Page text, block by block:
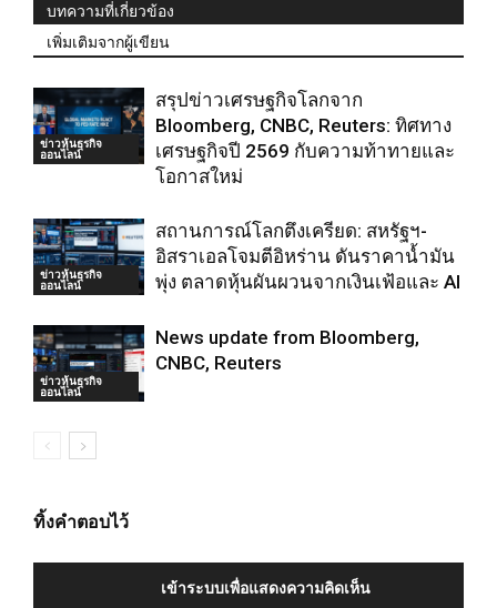
บทความที่เกี่ยวข้อง
เพิ่มเติมจากผู้เขียน
ข่าวหุ้นธุรกิจ
ออนไลน์
สรุปข่าวเศรษฐกิจโลกจาก
Bloomberg, CNBC, Reuters: ทิศทาง
เศรษฐกิจปี 2569 กับความท้าทายและ
โอกาสใหม่
ข่าวหุ้นธุรกิจ
ออนไลน์
สถานการณ์โลกตึงเครียด: สหรัฐฯ-
อิสราเอลโจมตีอิหร่าน ดันราคาน้ำมัน
พุ่ง ตลาดหุ้นผันผวนจากเงินเฟ้อและ AI
ข่าวหุ้นธุรกิจ
ออนไลน์
News update from Bloomberg,
CNBC, Reuters
ทิ้งคำตอบไว้
เข้าระบบเพื่อแสดงความคิดเห็น